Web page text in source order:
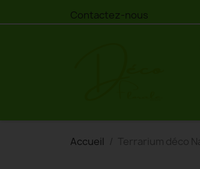
Contactez-nous
Accueil Terrarium déco